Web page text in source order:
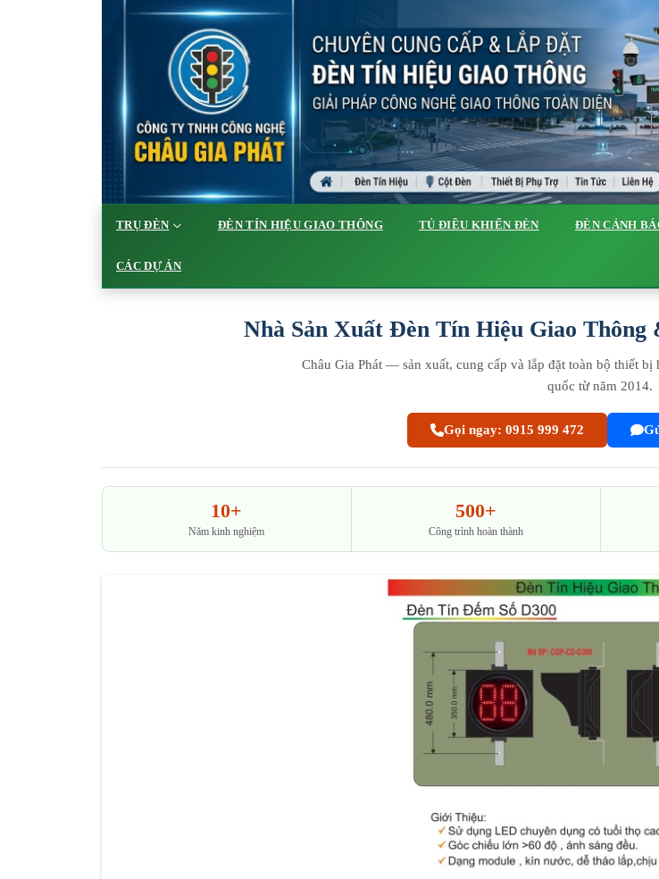
TRỤ ĐÈN ĐÈN TÍN HIỆU GIAO THÔNG TỦ ĐIỀU KHIỂN ĐÈN ĐÈN CẢNH
CÁC DỰ ÁN
Nhà Sản Xuất Đèn Tín Hiệu Giao
Châu Gia Phát — sản xuất, cung cấp và lắp đặt toàn bộ thiết
quốc từ năm 2014.
Gọi ngay: 0915 999 472
10+
Năm kinh nghiệm
500+
Công trình hoàn thành